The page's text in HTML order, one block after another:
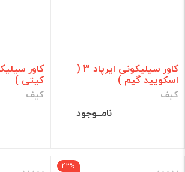
کاور سیلیکونی ایرپاد 3 (
اسکویید گیم )
کیف
نامــوجود
کیتی )
کیف
42%